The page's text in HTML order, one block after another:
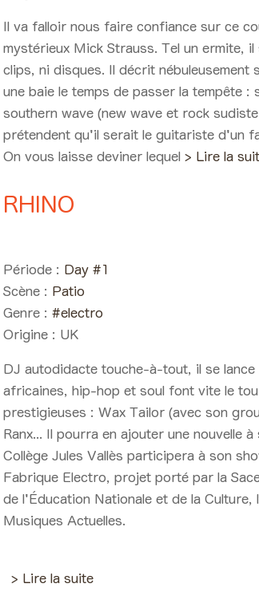
Il va falloir nous faire confiance sur ce
mystérieux Mick Strauss. Tel un ermite,
clips, ni disques. Il décrit nébuleusement
une baie le temps de passer la tempête
southern wave (new wave et rock
prétendent qu'il serait le guitariste d'un
On vous laisse deviner lequel> Lire la
RHINO
Période : Day #1
Scène : Patio
Genre :#electro
Origine : UK
DJ autodidacte touche-à-tout, il se
africaines, hip-hop et soul font vite le
prestigieuses : Wax Tailor (avec son
Ranx... Il pourra en ajouter une nouvelle
Collège Jules Vallès participera à son
Fabrique Electro, projet porté par la
de l'Éducation Nationale et de la
Musiques Actuelles.
> Lire la suite